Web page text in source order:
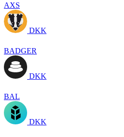
AXS
DKK
BADGER
DKK
BAL
DKK